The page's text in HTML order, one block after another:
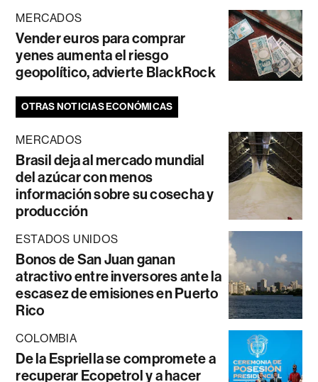
MERCADOS
Vender euros para comprar
yenes aumenta el riesgo
geopolítico, advierte BlackRock
OTRAS NOTICIAS ECONÓMICAS
MERCADOS
Brasil deja al mercado mundial
del azúcar con menos
información sobre su cosecha y
producción
ESTADOS UNIDOS
Bonos de San Juan ganan
atractivo entre inversores ante la
escasez de emisiones en Puerto
Rico
COLOMBIA
De la Espriella se compromete a
recuperar Ecopetrol y a hacer